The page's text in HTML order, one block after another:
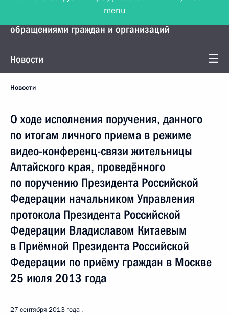
Управление Президента по работе с
обращениями граждан и организаций
Новости
Новости
О ходе исполнения поручения, данного
по итогам личного приема в режиме
видео-конференц-связи жительницы
Алтайского края, проведённого
по поручению Президента Российской
Федерации начальником Управления
протокола Президента Российской
Федерации Владиславом Китаевым
в Приёмной Президента Российской
Федерации по приёму граждан в Москве
25 июля 2013 года
27 сентября 2013 года
menu